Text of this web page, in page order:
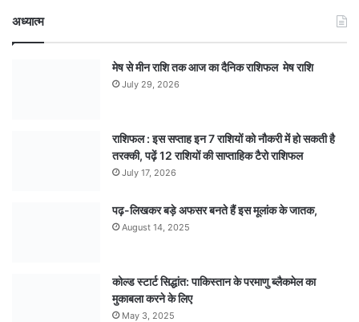
अध्यात्म
मेष से मीन राशि तक आज का दैनिक राशिफल मेष राशि
July 29, 2026
राशिफल : इस सप्ताह इन 7 राशियों को नौकरी में हो सकती है
तरक्की, पढ़ें 12 राशियों की साप्ताहिक टैरो राशिफल
July 17, 2026
पढ़-लिखकर बड़े अफसर बनते हैं इस मूलांक के जातक,
August 14, 2025
कोल्ड स्टार्ट सिद्धांत: पाकिस्तान के परमाणु ब्लैकमेल का
मुकाबला करने के लिए
May 3, 2025